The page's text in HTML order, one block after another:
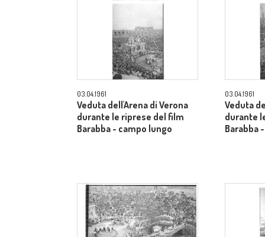
03.04.1961
Veduta dell'Arena di Verona
durante le riprese del film
Barabba - campo lungo
03.04.1961
Veduta
durante
Barabba